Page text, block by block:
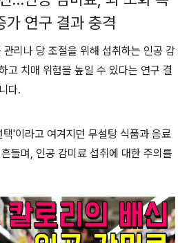
가 연구 결과 충격
리나 당 조절을 위해 섭취하는 인공 감
고 치매 위험을 높일 수 있다는 연구 결
다.
'이라고 여겨지던 무설탕 식품과 음료
들며, 인공 감미료 섭취에 대한 주의를